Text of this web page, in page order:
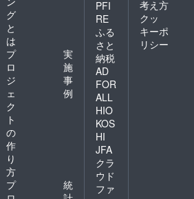
グ
と
は
プ
ロ
ジ
ェ
ク
ト
の
作
り
方
実
施
事
例
プ
統
PFI
RE
ふる
さと
納税
AD
FOR
ALL
HIO
KOS
HI
JFA
クラ
ウド
ファ
考え方
クッ
キーポ
リシー